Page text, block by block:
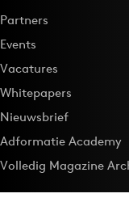
Partners
Events
Vacatures
Whitepapers
Nieuwsbrief
Adformatie Academy
Volledig Magazine